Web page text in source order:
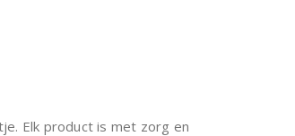
Elk product is met zorg en